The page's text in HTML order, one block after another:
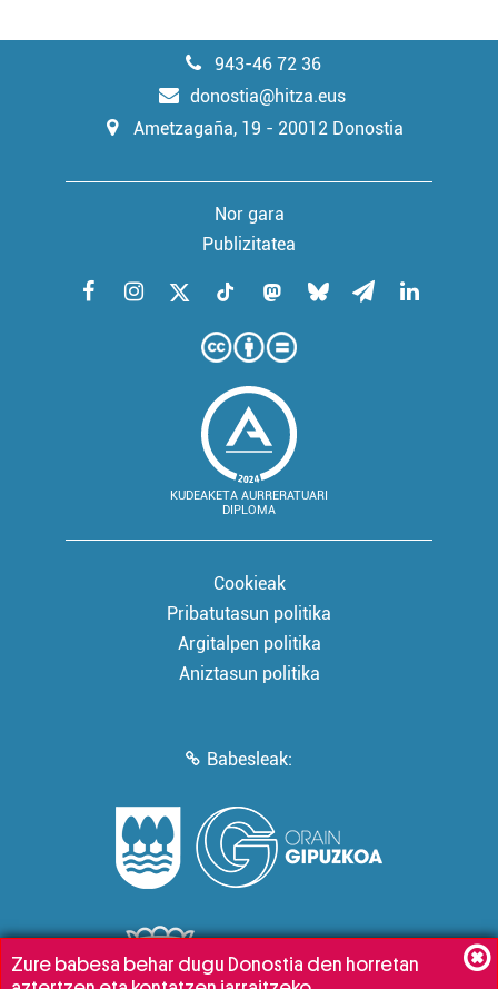
943-46 72 36
donostia@hitza.eus
Ametzagaña, 19 - 20012 Donostia
Nor gara
Publizitatea
KUDEAKETA AURRERATUARI
DIPLOMA
Cookieak
Pribatutasun politika
Argitalpen politika
Aniztasun politika
Babesleak:
Zure babesa behar dugu Donostia den horretan